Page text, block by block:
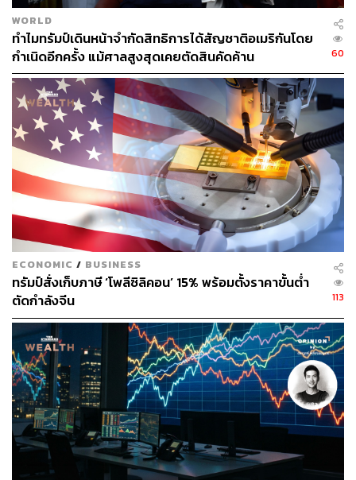
นอกจากนี้ผู้ร่วมลงชื่อส่วนใหญ่ยังมองว่า การใช้คาแรกเตอร์
หรือตัวละคร เพื่อผลประโยชน์ทางการเมือง อาจเป็นการ
ละเมิดสิทธิของผู้สร้างสรรค์ จึงตัดสินใจร่วมลงชื่อประท้วง
ผู้นำสหรัฐฯ
อย่างไรก็ตาม แม้จะเกิดกระแสต่อต้านเป็นวงกว้าง แต่ก็ยังมี
แฟนคลับบางส่วนที่ไม่ได้ใส่ใจกับการกระทำของทรัมป์ โดย
มองว่า เป็นเรื่องตลกขบขันและถือเป็นการโปรโมทฟรีระดับ
โลกที่ทำให้คนรู้จักนารูโตะ รวมถึงคาแรกเตอร์ตัวการ์ตูน
อื่นๆ มากขึ้น
แฟ้มภาพ:@realDonaldTrump / Truth Social
อ้างอิง:
https://www.bbc.com/news/articles/cdx7vynyl4eo
https://globalnews.ca/news/11898370/japanese-man
ga-fans-petition-trump-characters-social-media-post
s/
https://www.ctvnews.ca/world/article/japan-petition-ta
kes-aim-at-trump-manga-anime-posts/
TAGS: Japan Donald Trump Pokémon
Naruto
Dragon Ball
Yu-Gi-Oh! Kazuki Takahashi
WORLD
ทำไมทรัมป์เดินหน้าจำกัดสิทธิการได้สัญชาติอเมริกันโดย
กำเนิดอีกครั้ง แม้ศาลสูงสุดเคยตัดสินคัดค้าน
60
ECONOMIC / BUSINESS
ทรัมป์สั่งเก็บภาษี ‘โพลีซิลิคอน’ 15% พร้อมตั้งราคาขั้นต่ำ
ตัดกำลังจีน
113